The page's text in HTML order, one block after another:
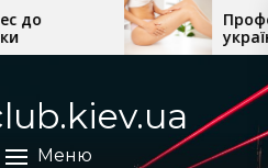
Професійна косметика
українського
домашнього догляду
Меню